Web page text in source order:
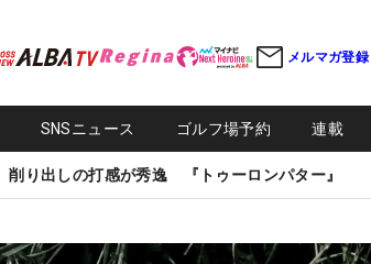
メルマガ登録
SNSニュース ゴルフ場予約 連載
削り出しの打感が秀逸 『トゥーロンパター』